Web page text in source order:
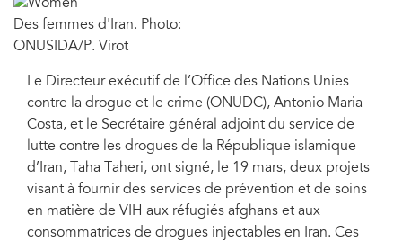
Des femmes d'Iran. Photo:
ONUSIDA/P. Virot
Le Directeur exécutif de l’Office des Nations Unies
contre la drogue et le crime (ONUDC), Antonio Maria
Costa, et le Secrétaire général adjoint du service de
lutte contre les drogues de la République islamique
d’Iran, Taha Taheri, ont signé, le 19 mars, deux projets
visant à fournir des services de prévention et de soins
en matière de VIH aux réfugiés afghans et aux
consommatrices de drogues injectables en Iran. Ces